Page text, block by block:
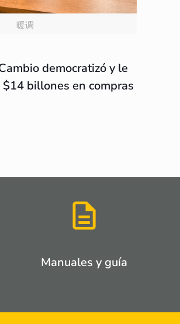
暖调
democratizó y le
billones en compras
Manuales y guía